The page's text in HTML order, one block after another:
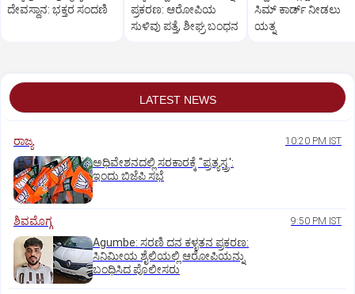
ದೇವಸ್ಥಾನ: ಭಕ್ತರ ಸಂದಣಿ
ಪ್ರಕರಣ: ಆರೋಪಿಯ
ಸುಳಿವು ಪತ್ತೆ, ಶೀಘ್ರ ಬಂಧನ
ಸಿಮ್ ಕಾರ್ಡ್ ನೀಡಲು
ಯತ್ನ
LATEST NEWS
ರಾಜ್ಯ 10:20 PM IST
ಅಧಿವೇಶನದಲ್ಲಿ ಸರಕಾರಕ್ಕೆ "ಪ್ರತ್ಯಸ್ತ್ರ':
ಇಂದು ಬಿಜೆಪಿ ಸಭೆ
ಶಿವಮೊಗ್ಗ 9:50 PM IST
Agumbe: ಸರಣಿ ದನ ಕಳ್ಳತನ ಪ್ರಕರಣ:
ಸಿನಿಮೀಯ ಶೈಲಿಯಲ್ಲಿ ಆರೋಪಿಯನ್ನು
ಬಂಧಿಸಿದ ಪೊಲೀಸರು